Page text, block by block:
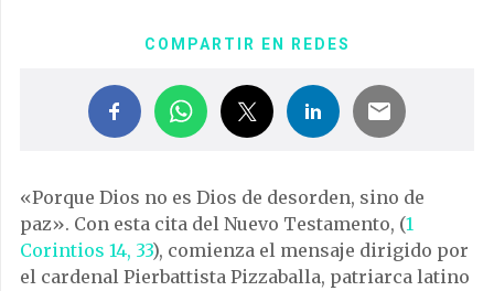
COMPARTIR EN REDES
«Porque Dios no es Dios de desorden, sino de
paz». Con esta cita del Nuevo Testamento, (1
Corintios 14, 33), comienza el mensaje dirigido por
el cardenal Pierbattista Pizzaballa, patriarca latino